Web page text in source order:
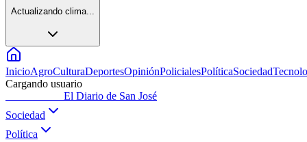
Actualizando clima...
InicioAgroCulturaDeportesOpiniónPolicialesPolíticaSociedad
Cargando usuario
El Diario de San José
Sociedad
Política